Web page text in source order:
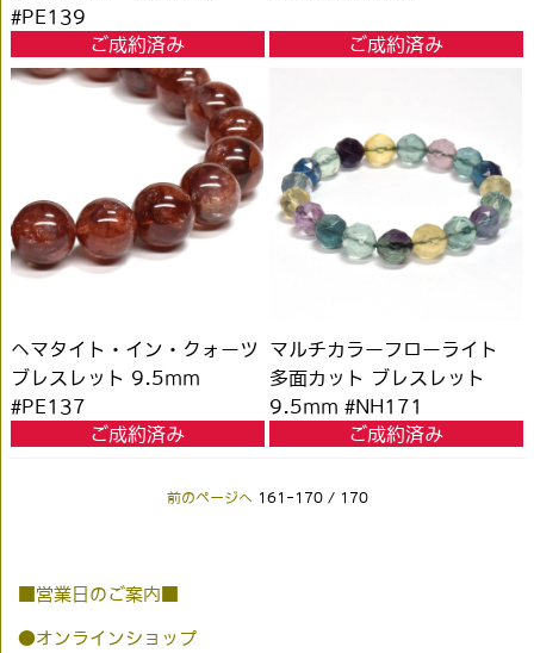
#PE139
ご成約済み
ご成約済み
ヘマタイト・イン・クォーツ
ブレスレット 9.5mm
#PE137
ご成約済み
マルチカラーフローライト
多面カット ブレスレット
9.5mm #NH171
ご成約済み
前のページへ 161-170 / 170
■営業日のご案内■
●オンラインショップ